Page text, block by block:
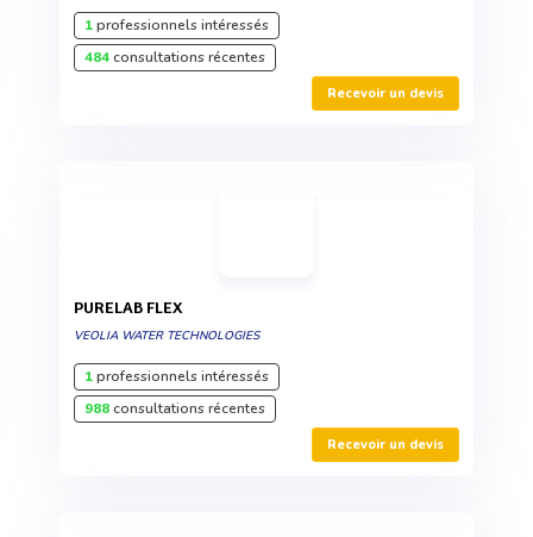
1professionnels intéressés
484consultations récentes
Recevoir un devis
PURELAB FLEX
VEOLIA WATER TECHNOLOGIES
1professionnels intéressés
988consultations récentes
Recevoir un devis